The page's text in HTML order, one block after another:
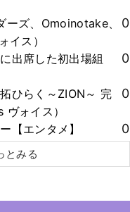
ーズ、Omoinotake、
ス）
0
出席した初出場組
0
ひらく～ZION～ 完
ォイス）
0
【エンタメ】 0
とみる